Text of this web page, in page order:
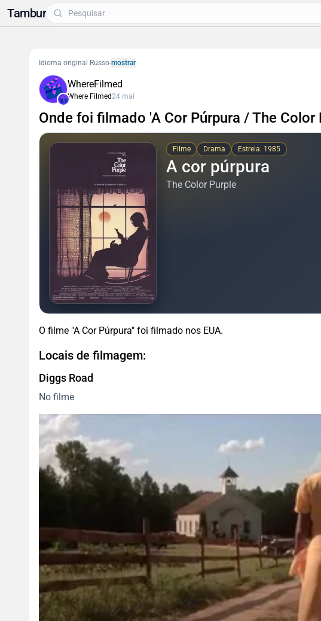
Tambur
Idioma original Russo-mostrar
WhereFilmed
Where Filmed24 mai
Onde foi filmado 'A Cor Púrpura / The Color
Filme Drama Estreia: 1985
A cor púrpura
The Color Purple
O filme "A Cor Púrpura" foi filmado nos EUA.
Locais de filmagem:
Diggs Road
No filme